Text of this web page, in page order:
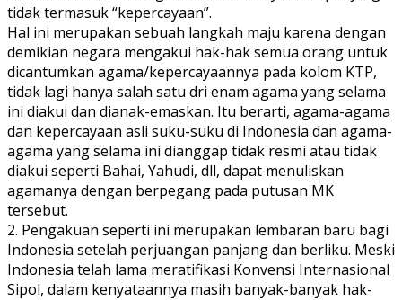
tidak termasuk “kepercayaan”.
Hal ini merupakan sebuah langkah maju karena dengan
demikian negara mengakui hak-hak semua orang untuk
dicantumkan agama/kepercayaannya pada kolom KTP,
tidak lagi hanya salah satu dri enam agama yang selama
ini diakui dan dianak-emaskan. Itu berarti, agama-agama
dan kepercayaan asli suku-suku di Indonesia dan agama-
agama yang selama ini dianggap tidak resmi atau tidak
diakui seperti Bahai, Yahudi, dll, dapat menuliskan
agamanya dengan berpegang pada putusan MK
tersebut.
2. Pengakuan seperti ini merupakan lembaran baru bagi
Indonesia setelah perjuangan panjang dan berliku. Meski
Indonesia telah lama meratifikasi Konvensi Internasional
Sipol, dalam kenyataannya masih banyak-banyak hak-